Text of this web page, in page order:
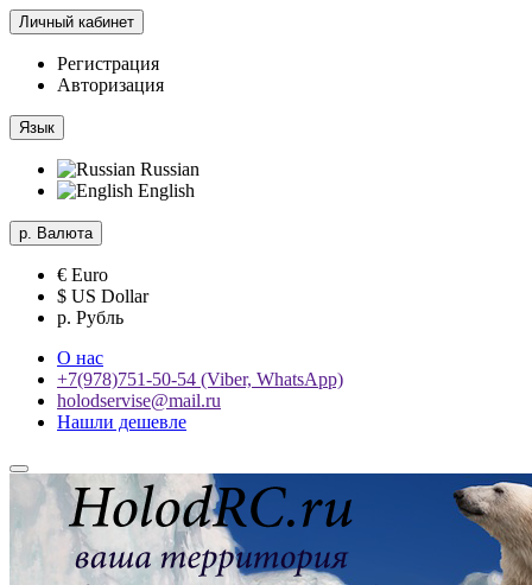
Личный кабинет
Регистрация
Авторизация
Язык
Russian
English
р. Валюта
€ Euro
$ US Dollar
р. Рубль
О нас
+7(978)751-50-54 (Viber, WhatsApp)
holodservise@mail.ru
Нашли дешевле